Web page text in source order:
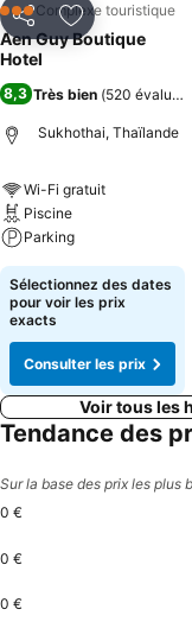
PartagerAjouter à
3 ÉtoilesComplexe touristique
Aen Guy Boutique
Hotel
8,3 Très bien (520
Sukhothai, Thaïlande
Wi-Fi gratuit
Piscine
Parking
Sélectionnez des dates
pour voir les prix
exacts
Consulter les prix
Voir tous les
Tendance des
Sur la base des prix les plus
0 €
0 €
0 €